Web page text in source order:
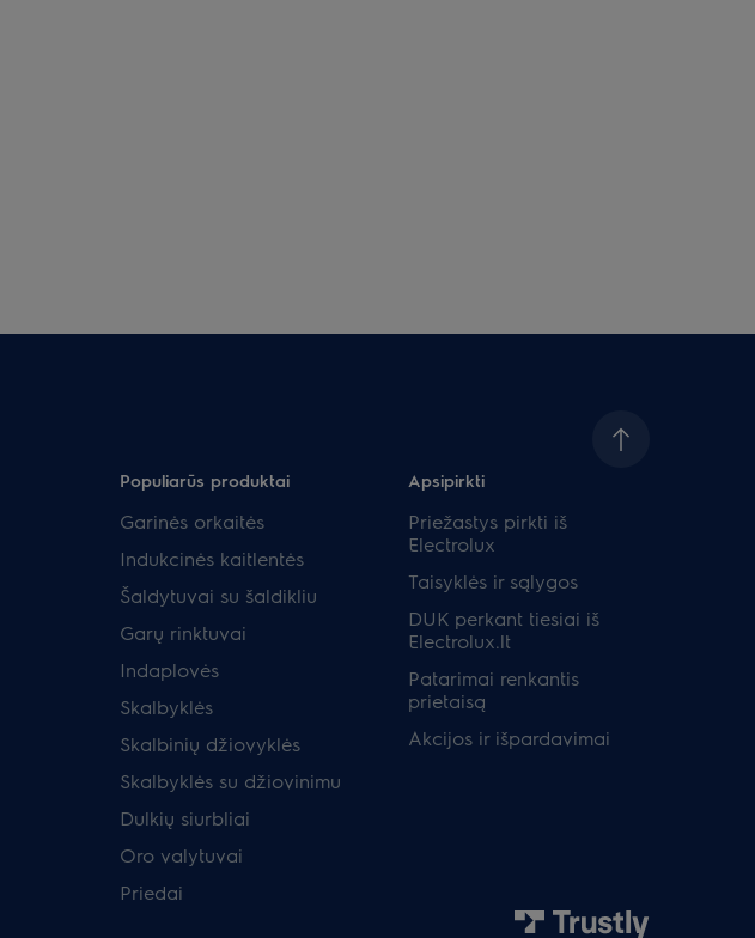
Populiarūs produktai
Garinės orkaitės
Indukcinės kaitlentės
Šaldytuvai su šaldikliu
Garų rinktuvai
Indaplovės
Skalbyklės
Skalbinių džiovyklės
Skalbyklės su džiovinimu
Dulkių siurbliai
Oro valytuvai
Priedai
Apsipirkti
Priežastys pirkti iš
Electrolux
Taisyklės ir sąlygos
DUK perkant tiesiai iš
Electrolux.lt
Patarimai renkantis
prietaisą
Akcijos ir išpardavimai